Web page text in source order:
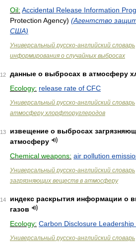
Oil: Accidental Release Information
Protection Agency) (Агентство
США)
Универсальный русско-английский словарь
информирования о случайных выбросах
12
данные о выбросах в атмосферу
Ecology: release rate of CFC
Универсальный русско-английский словарь
атмосферу хлорфторуглеродов
13
извещение о выбросах
атмосферу
Chemical weapons: air pollution
Универсальный русско-английский словарь
загрязняющих веществ в атмосферу
14
индекс раскрытия информации о
газов
Ecology: Carbon Disclosure Leadership
Универсальный русско-английский словарь